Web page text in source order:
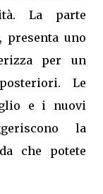
La parte
presenta uno
per un
Le
e i nuovi
la
che potete